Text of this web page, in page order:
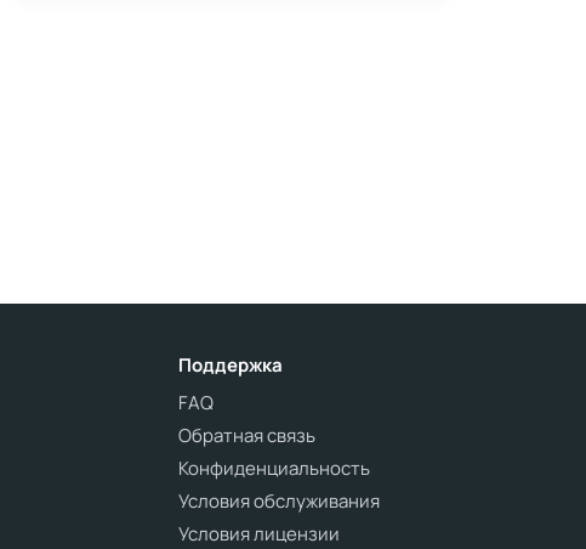
Поддержка
FAQ
Обратная связь
Конфиденциальность
Условия обслуживания
Условия лицензии